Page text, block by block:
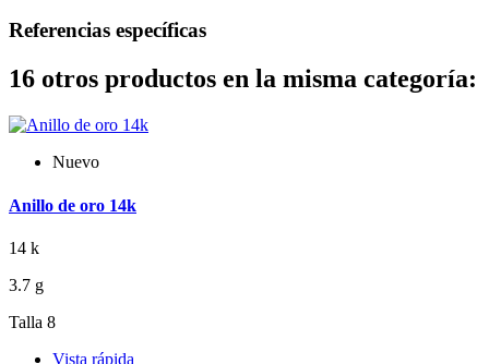
Referencias específicas
16 otros productos en la misma categoría:
Nuevo
Anillo de oro 14k
14 k
3.7 g
Talla 8
Vista rápida